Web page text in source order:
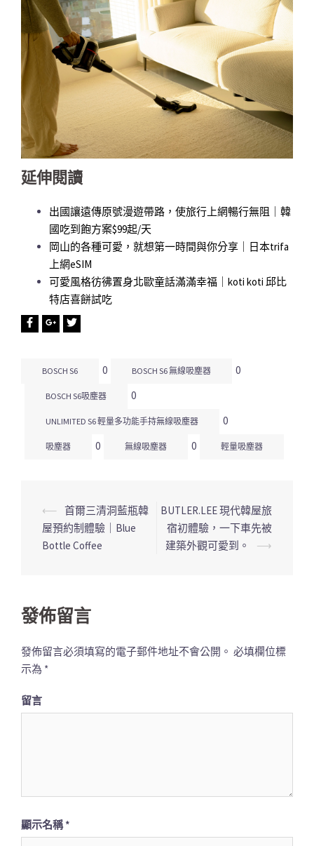
延伸閱讀
出國讓遠傳原號漫遊帶路，使旅行上網暢行無阻｜韓
國吃到飽方案$99起/天
岡山的各種可愛，就想第一時間與你分享｜日本trifa
上網eSIM
可愛風格彷彿置身北歐童話滿滿幸福｜koti koti 邱比
特店喜餅試吃
BOSCH S6 0 BOSCH S6 無線吸塵器 0
BOSCH S6吸塵器 0
UNLIMITED S6 輕量多功能手持無線吸塵器 0
吸塵器 0 無線吸塵器 0 輕量吸塵器
文
章
列
⟵ 首爾三清洞藍瓶韓
屋預約制體驗｜Blue
Bottle Coffee
BUTLER.LEE 現代韓屋旅
宿初體驗，一下車先被
建築外觀可愛到。
⟶
發佈留言
發佈留言必須填寫的電子郵件地址不會公開。 必填欄位標
示為 *
留言
顯示名稱*